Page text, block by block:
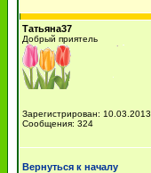
Татьяна37
Добрый приятель
Зарегистрирован: 10.03.2013
Сообщения: 324
Вернуться к началу